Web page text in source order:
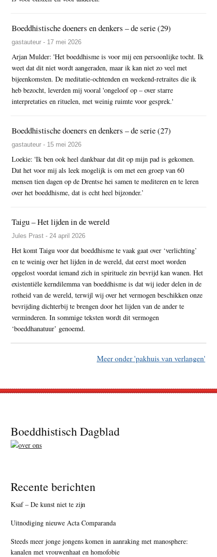
Boeddhistische doeners en denkers – de serie (29)
gastauteur - 17 mei 2026
Arjan Mulder: 'Het boeddhisme is voor mij een persoonlijke tocht. Ik
weet dat dit niet wordt aangeraden, maar ik kan niet zo veel met
bijeenkomsten. De meditatie-ochtenden en weekend-retraites die ik
heb bezocht, leverden mij vooral 'ongeloof op – over starre
interpretaties en rituelen, met weinig ruimte voor gesprek.'
Boeddhistische doeners en denkers – de serie (27)
gastauteur - 15 mei 2026
Loekie: 'Ik ben ook heel dankbaar dat dit op mijn pad is gekomen.
Dat het voor mij als leek mogelijk is om met een groep van 60
mensen tien dagen op de Drentse hei samen te mediteren en te leren
over het boeddhisme, dat is echt heel bijzonder.’
Taigu – Het lijden in de wereld
Jules Prast - 24 april 2026
Het komt Taigu voor dat boeddhisme te vaak gaat over ‘verlichting’
en te weinig over het lijden in de wereld, dat eerst moet worden
opgelost voordat iemand zich in spirituele zin bevrijd kan wanen. Het
existentiële kerndilemma van boeddhisme is dat wij ieder delen in de
rotheid van de wereld, terwijl wij over het vermogen beschikken onze
bevrijding dichterbij te brengen door het lijden van de ander te
verminderen. In sommige teksten wordt dit vermogen
‘boeddhanatuur’ genoemd.
Meer onder 'pakhuis van verlangen'
Footer
Boeddhistisch Dagblad
Recente berichten
Ksaf – De kunst niet te zijn
Uitnodiging nieuwe Acta Comparanda
Steeds meer jonge jongens komen in aanraking met manosphere:
kanalen met vrouwenhaat en homofobie